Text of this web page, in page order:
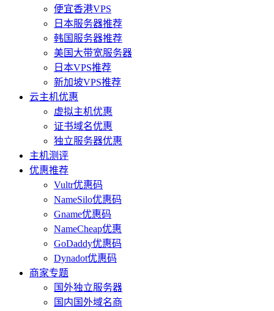
便宜香港VPS
日本服务器推荐
韩国服务器推荐
美国大带宽服务器
日本VPS推荐
新加坡VPS推荐
云主机优惠
虚拟主机优惠
证书域名优惠
独立服务器优惠
主机测评
优惠推荐
Vultr优惠码
NameSilo优惠码
Gname优惠码
NameCheap优惠
GoDaddy优惠码
Dynadot优惠码
商家专题
国外独立服务器
国内国外域名商